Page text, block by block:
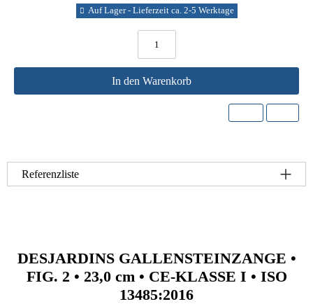
Auf Lager - Lieferzeit ca. 2-5 Werktage
In den Warenkorb
Referenzliste
DESJARDINS GALLENSTEINZANGE •
FIG. 2 • 23,0 cm • CE-KLASSE I • ISO
13485:2016